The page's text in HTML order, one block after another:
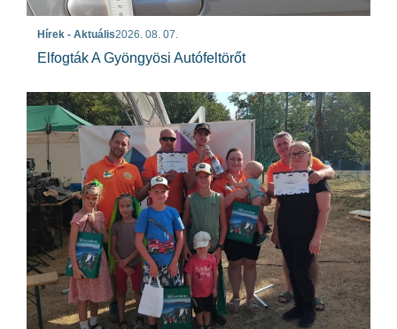
Hírek - Aktuális2026. 08. 07.
Elfogták A Gyöngyösi Autófeltörőt